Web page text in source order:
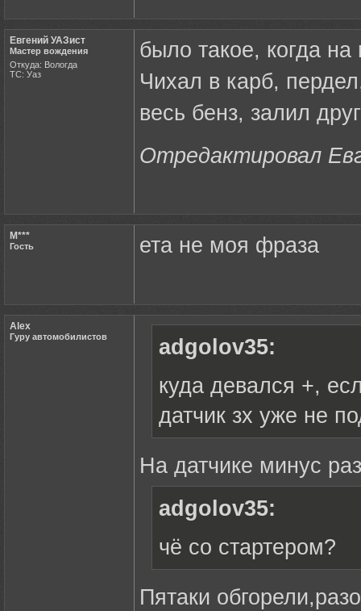
Евгений УАЗист
Мастер вождения
Откуда: Вологда
ТС: Уаз
было такое, когда
Чихал в карб,
весь бенз, залил
Отредактировал
M***
Гость ета не моя фраза
Alex
Гуру автомобилистов
adgolov35:
куда девался +,
датчик зх уже не
На датчике минус
adgolov35:
чё со стартером?
Пятаки